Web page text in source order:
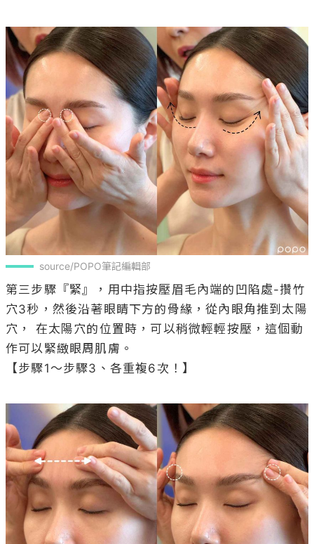
source/POPO筆記編輯部
第三步驟『緊』，用中指按壓眉毛內端的凹陷處-攢竹
穴3秒，然後沿著眼睛下方的骨緣，從內眼角推到太陽
穴， 在太陽穴的位置時，可以稍微輕輕按壓，這個動
作可以緊緻眼周肌膚。
【步驟1～步驟3、各重複6次！】